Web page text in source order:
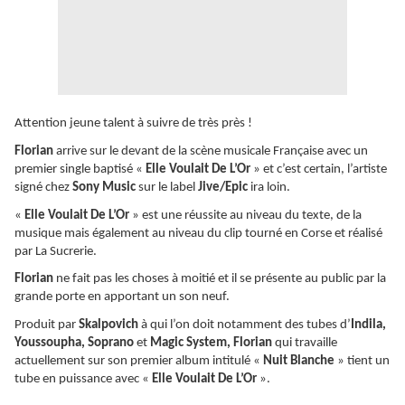
Attention jeune talent à suivre de très près !
Florian arrive sur le devant de la scène musicale Française avec un
premier single baptisé « Elle Voulait De L’Or » et c’est certain, l’artiste
signé chez Sony Music sur le label Jive/Epic ira loin.
« Elle Voulait De L’Or » est une réussite au niveau du texte, de la
musique mais également au niveau du clip tourné en Corse et réalisé
par La Sucrerie.
Florian ne fait pas les choses à moitié et il se présente au public par la
grande porte en apportant un son neuf.
Produit par Skalpovich à qui l’on doit notamment des tubes d’ Indila,
Youssoupha, Soprano et Magic System, Florian qui travaille
actuellement sur son premier album intitulé « Nuit Blanche » tient un
tube en puissance avec « Elle Voulait De L’Or ».